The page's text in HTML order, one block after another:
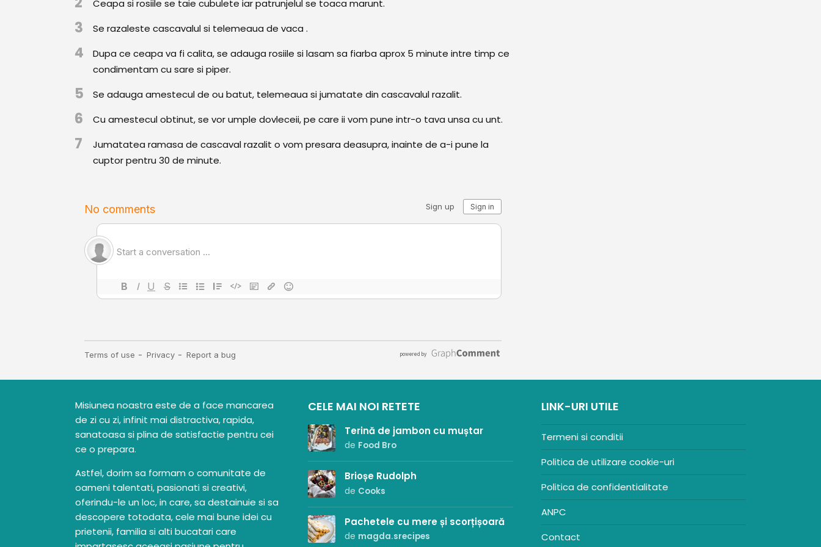
Ceapa si rosiile se taie cubulete iar patrunjelul se toaca marunt.
3 Se razaleste cascavalul si telemeaua de vaca .
4
Dupa ce ceapa va fi calita, se adauga rosiile si lasam sa fiarba aprox 5 minute intre timp ce
condimentam cu sare si piper.
5 Se adauga amestecul de ou batut, telemeaua si jumatate din cascavalul razalit.
6 Cu amestecul obtinut, se vor umple dovleceii, pe care ii vom pune intr-o tava unsa cu unt.
7
Jumatatea ramasa de cascaval razalit o vom presara deasupra, inainte de a-i pune la
cuptor pentru 30 de minute.
Misiunea noastra este de a face mancarea
de zi cu zi, infinit mai distractiva, rapida,
sanatoasa si plina de satisfactie pentru cei
ce o prepara.
Astfel, dorim sa formam o comunitate de
oameni talentati, pasionati si creativi,
oferindu-le un loc, in care, sa destainuie si sa
descopere totodata, cele mai bune idei cu
prietenii, familia si alti bucatari care
CELE MAI NOI RETETE
Terină de jambon cu muștar
de Food Bro
Brioșe Rudolph
de Cooks
Pachetele cu mere și scorțișoară
de magda.srecipes
LINK-URI UTILE
Termeni si conditii
Politica de utilizare cookie-uri
Politica de confidentialitate
ANPC
Contact